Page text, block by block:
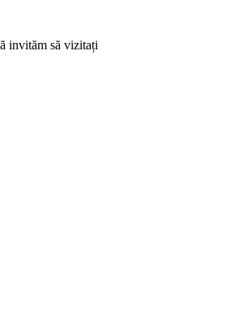
invităm să vizitați